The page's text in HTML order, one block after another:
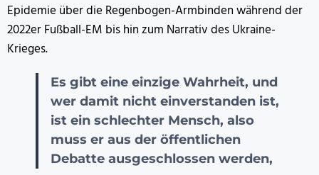
Epidemie über die Regenbogen-Armbinden während der
2022er Fußball-EM bis hin zum Narrativ des Ukraine-
Krieges.
Es gibt eine einzige Wahrheit, und
wer damit nicht einverstanden ist,
ist ein schlechter Mensch, also
muss er aus der öffentlichen
Debatte ausgeschlossen werden,